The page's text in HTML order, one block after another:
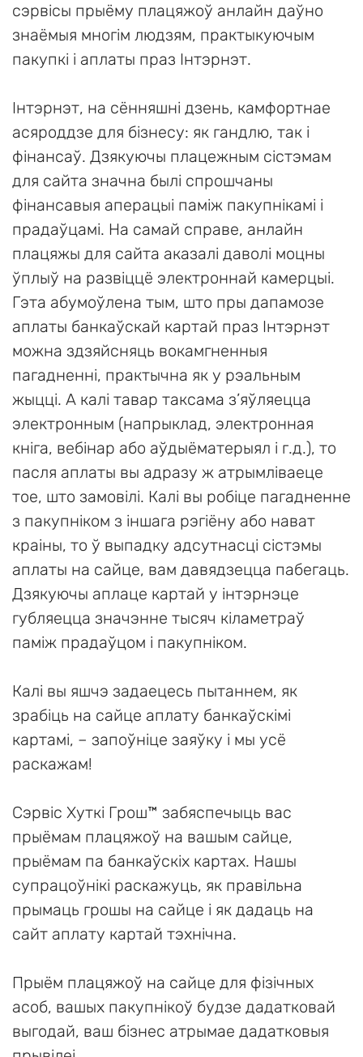
сэрвісы прыёму плацяжоў анлайн даўно
знаёмыя многім людзям, практыкуючым
пакупкі і аплаты праз Інтэрнэт.
Інтэрнэт, на сённяшні дзень, камфортнае
асяроддзе для бізнесу: як гандлю, так і
фінансаў. Дзякуючы плацежным сістэмам
для сайта значна былі спрошчаны
фінансавыя аперацыі паміж пакупнікамі і
прадаўцамі. На самай справе, анлайн
плацяжы для сайта аказалі даволі моцны
ўплыў на развіццё электроннай камерцыі.
Гэта абумоўлена тым, што пры дапамозе
аплаты банкаўскай картай праз Інтэрнэт
можна здзяйсняць вокамгненныя
пагадненні, практычна як у рэальным
жыцці. А калі тавар таксама з’яўляецца
электронным (напрыклад, электронная
кніга, вебінар або аўдыёматерыял і г.д.), то
пасля аплаты вы адразу ж атрымліваеце
тое, што замовілі. Калі вы робіце пагадненне
з пакупніком з іншага рэгіёну або нават
краіны, то ў выпадку адсутнасці сістэмы
аплаты на сайце, вам давядзецца пабегаць.
Дзякуючы аплаце картай у інтэрнэце
губляецца значэнне тысяч кіламетраў
паміж прадаўцом і пакупніком.
Калі вы яшчэ задаецесь пытаннем, як
зрабіць на сайце аплату банкаўскімі
картамі, – запоўніце заяўку і мы усё
раскажам!
Сэрвіс Хуткі Грош™ забяспечыць вас
прыёмам плацяжоў на вашым сайце,
прыёмам па банкаўскіх картах. Нашы
супрацоўнікі раскажуць, як правільна
прымаць грошы на сайце і як дадаць на
сайт аплату картай тэхнічна.
Прыём плацяжоў на сайце для фізічных
асоб, вашых пакупнікоў будзе дадатковай
выгодай, ваш бізнес атрымае дадатковыя